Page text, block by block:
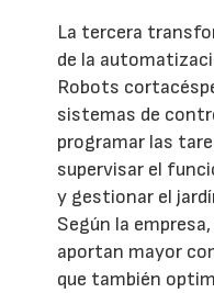
La tercera
de la
Robots
sistemas de
programar las
supervisar el
y gestionar el
Según la
aportan mayor
que también